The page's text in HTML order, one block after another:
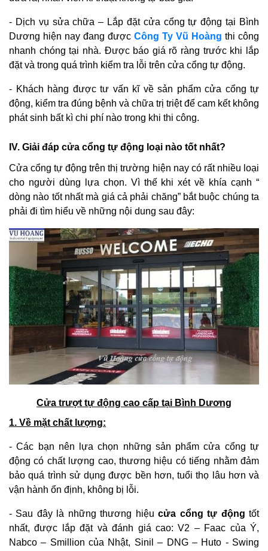
- Dịch vụ sửa chữa – Lắp đặt cửa cổng tự động tại Bình
Dương hiện nay đang được Công Ty Vũ Hoàng thi công
nhanh chóng tại nhà. Được báo giá rõ ràng trước khi lắp
đặt và trong quá trình kiểm tra lỗi trên cửa cổng tự động.
- Khách hàng được tư vấn kĩ về sản phẩm cửa cổng tự
động, kiểm tra đúng bệnh và chữa trị triệt để cam kết không
phát sinh bất kì chi phí nào trong khi thi công.
IV. Giải đáp cửa cổng tự động loại nào tốt nhất?
Cửa cổng tự động trên thị trường hiện nay có rất nhiều loại
cho người dùng lựa chọn. Vì thế khi xét về khía cạnh “
dòng nào tốt nhất mà giá cả phải chăng” bắt buộc chúng ta
phải đi tìm hiểu về những nội dung sau đây:
Cửa trượt tự động cao cấp tại Bình Dương
1. Về mặt chất lượng:
- Các bạn nên lựa chọn những sản phẩm cửa cổng tự
động có chất lượng cao, thương hiệu có tiếng nhằm đảm
bảo quá trình sử dụng được bền hơn, tuổi thọ lâu hơn và
vận hành ổn định, không bị lỗi.
- Sau đây là những thương hiệucửa cổng tự động tốt
nhất, được lắp đặt và đánh giá cao: V2 – Faac của Ý,
Nabco – Smillion của Nhật, Sinil – DNG – Huto - Swing